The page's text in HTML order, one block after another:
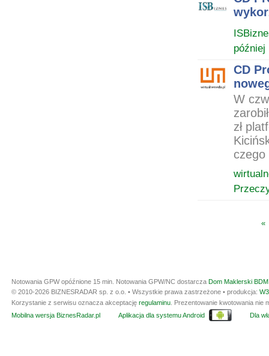
później
CD
W
zł
czego
«
Notowania GPW opóźnione 15 min. Notowania GPW/NC dostarcza Dom Maklerski
© 2010-2026 BIZNESRADAR sp. z o.o. • Wszystkie prawa zastrzeżone • produkcja:
Korzystanie z serwisu oznacza akceptację regulaminu . Prezentowanie kwotowania
Mobilna wersja BiznesRadar.pl
Aplikacja dla systemu Android Dla